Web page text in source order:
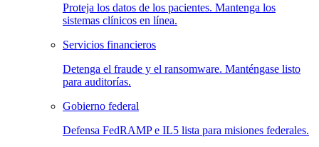
Proteja los datos de los pacientes. Mantenga los
sistemas clínicos en línea.
Servicios financieros
Detenga el fraude y el ransomware. Manténgase listo
para auditorías.
Gobierno federal
Defensa FedRAMP e IL5 lista para misiones federales.